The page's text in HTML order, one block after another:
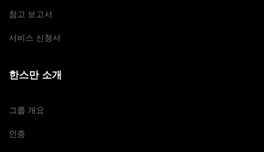
참고 보고서
서비스 신청서
한스만 소개
그룹 개요
인증